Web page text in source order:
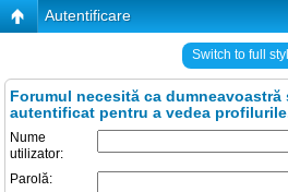
Autentificare
Switch to full
Forumul necesită ca
autentificat pentru a vedea
Nume
utilizator:
Parolă: